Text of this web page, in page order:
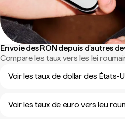
Envoie des RON depuis d'autres
Compare les taux vers les lei
Voir les taux de dollar des États-
Voir les taux de euro vers leu